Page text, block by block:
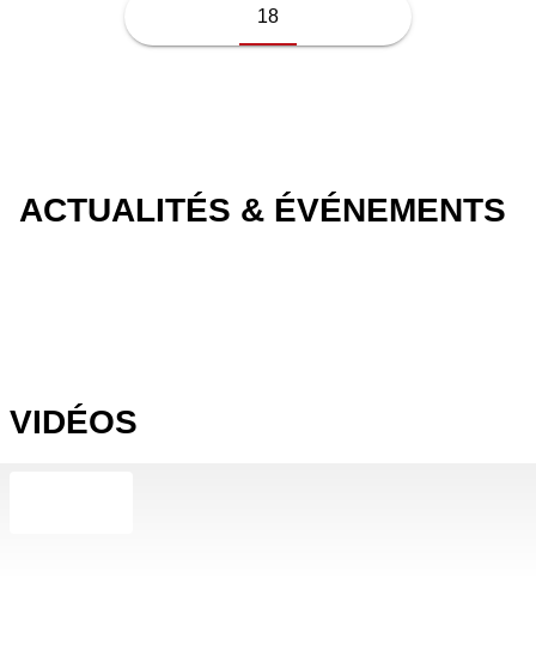
18
ACTUALITÉS & ÉVÉNEMENTS
VIDÉOS